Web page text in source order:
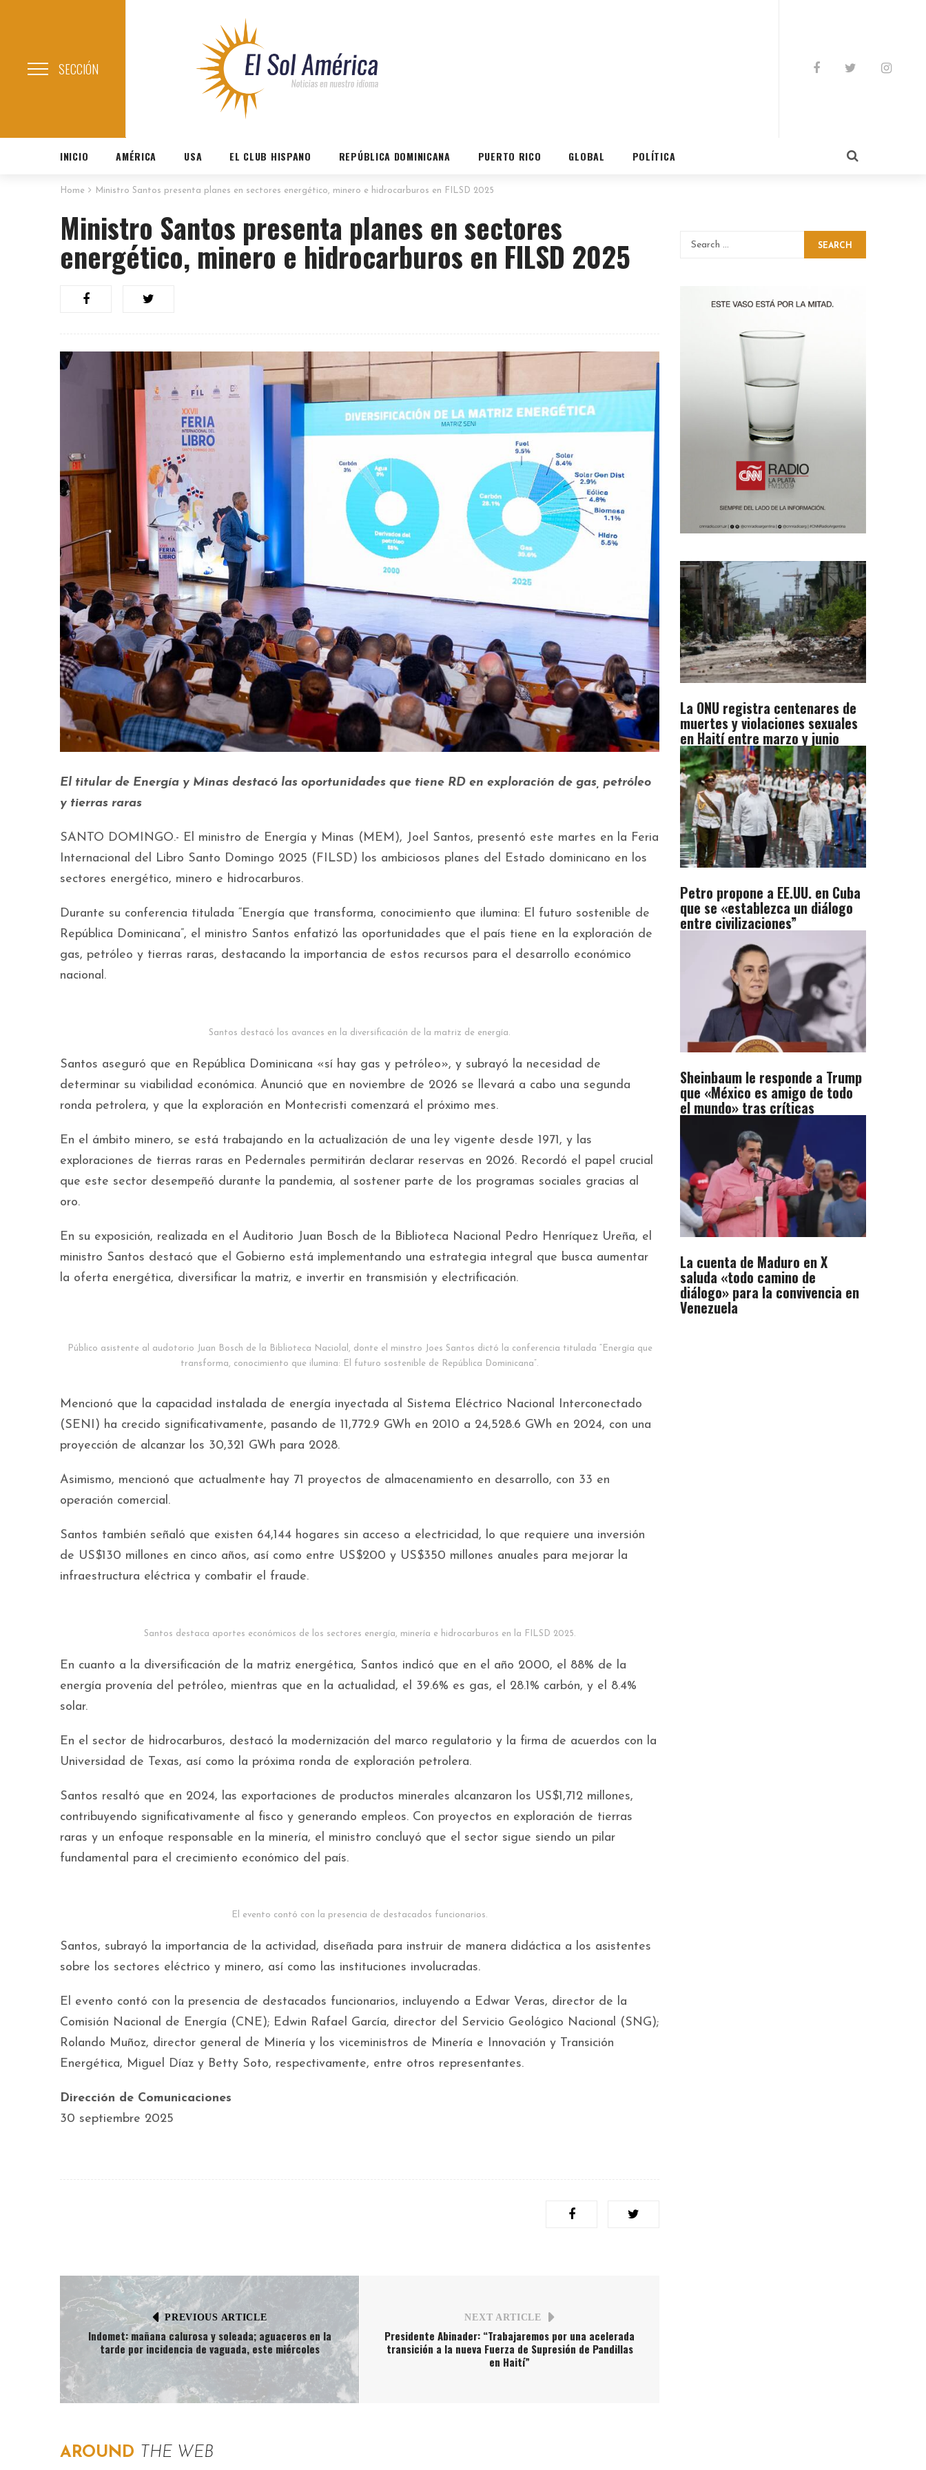
SECCIÓN
INICIO AMÉRICA USA EL CLUB HISPANO REPÚBLICA DOMINICANA PUERTO RICO GLOBAL POLÍTICA
Home Ministro Santos presenta planes en sectores energético, minero e hidrocarburos en FILSD 2025
Ministro Santos presenta planes en sectores
energético, minero e hidrocarburos en FILSD 2025
El titular de Energía y Minas destacó las oportunidades que tiene RD en exploración de gas, petróleo
y tierras raras
SANTO DOMINGO.- El ministro de Energía y Minas (MEM), Joel Santos, presentó este martes en la Feria
Internacional del Libro Santo Domingo 2025 (FILSD) los ambiciosos planes del Estado dominicano en los
sectores energético, minero e hidrocarburos.
Durante su conferencia titulada “Energía que transforma, conocimiento que ilumina: El futuro sostenible de
República Dominicana”, el ministro Santos enfatizó las oportunidades que el país tiene en la exploración de
gas, petróleo y tierras raras, destacando la importancia de estos recursos para el desarrollo económico
nacional.
Santos destacó los avances en la diversificación de la matriz de energía.
Santos aseguró que en República Dominicana «sí hay gas y petróleo», y subrayó la necesidad de
determinar su viabilidad económica. Anunció que en noviembre de 2026 se llevará a cabo una segunda
ronda petrolera, y que la exploración en Montecristi comenzará el próximo mes.
En el ámbito minero, se está trabajando en la actualización de una ley vigente desde 1971, y las
exploraciones de tierras raras en Pedernales permitirán declarar reservas en 2026. Recordó el papel crucial
que este sector desempeñó durante la pandemia, al sostener parte de los programas sociales gracias al
oro.
En su exposición, realizada en el Auditorio Juan Bosch de la Biblioteca Nacional Pedro Henríquez Ureña, el
ministro Santos destacó que el Gobierno está implementando una estrategia integral que busca aumentar
la oferta energética, diversificar la matriz, e invertir en transmisión y electrificación.
Público asistente al audotorio Juan Bosch de la Biblioteca Naciolal, donte el minstro Joes Santos dictó la conferencia titulada “Energía que
transforma, conocimiento que ilumina: El futuro sostenible de República Dominicana”.
Mencionó que la capacidad instalada de energía inyectada al Sistema Eléctrico Nacional Interconectado
(SENI) ha crecido significativamente, pasando de 11,772.9 GWh en 2010 a 24,528.6 GWh en 2024, con una
proyección de alcanzar los 30,321 GWh para 2028.
Asimismo, mencionó que actualmente hay 71 proyectos de almacenamiento en desarrollo, con 33 en
operación comercial.
Santos también señaló que existen 64,144 hogares sin acceso a electricidad, lo que requiere una inversión
de US$130 millones en cinco años, así como entre US$200 y US$350 millones anuales para mejorar la
infraestructura eléctrica y combatir el fraude.
Santos destaca aportes económicos de los sectores energía, minería e hidrocarburos en la FILSD 2025.
En cuanto a la diversificación de la matriz energética, Santos indicó que en el año 2000, el 88% de la
energía provenía del petróleo, mientras que en la actualidad, el 39.6% es gas, el 28.1% carbón, y el 8.4%
solar.
En el sector de hidrocarburos, destacó la modernización del marco regulatorio y la firma de acuerdos con la
Universidad de Texas, así como la próxima ronda de exploración petrolera.
Santos resaltó que en 2024, las exportaciones de productos minerales alcanzaron los US$1,712 millones,
contribuyendo significativamente al fisco y generando empleos. Con proyectos en exploración de tierras
raras y un enfoque responsable en la minería, el ministro concluyó que el sector sigue siendo un pilar
fundamental para el crecimiento económico del país.
El evento contó con la presencia de destacados funcionarios.
Santos, subrayó la importancia de la actividad, diseñada para instruir de manera didáctica a los asistentes
sobre los sectores eléctrico y minero, así como las instituciones involucradas.
El evento contó con la presencia de destacados funcionarios, incluyendo a Edwar Veras, director de la
Comisión Nacional de Energía (CNE); Edwin Rafael García, director del Servicio Geológico Nacional (SNG);
Rolando Muñoz, director general de Minería y los viceministros de Minería e Innovación y Transición
Energética, Miguel Díaz y Betty Soto, respectivamente, entre otros representantes.
Dirección de Comunicaciones
30 septiembre 2025
PREVIOUS ARTICLE
Indomet: mañana calurosa y soleada; aguaceros en la
tarde por incidencia de vaguada, este miércoles
NEXT ARTICLE
Presidente Abinader: “Trabajaremos por una acelerada
transición a la nueva Fuerza de Supresión de Pandillas
en Haití”
AROUND THE WEB
SEARCH
La ONU registra centenares de
muertes y violaciones sexuales
en Haití entre marzo y junio
Petro propone a EE.UU. en Cuba
que se «establezca un diálogo
entre civilizaciones”
Sheinbaum le responde a Trump
que «México es amigo de todo
el mundo» tras críticas
La cuenta de Maduro en X
saluda «todo camino de
diálogo» para la convivencia en
Venezuela